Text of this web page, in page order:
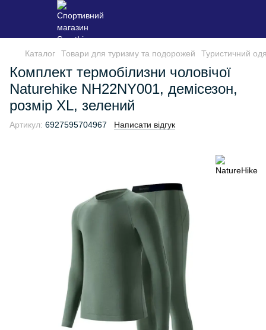
Каталог Товари для туризму та подорожей Туристичний
Комплект термобілизни чоловічої
Naturehike NH22NY001, демісезон,
розмір XL, зелений
Артикул: 6927595704967 Написати відгук